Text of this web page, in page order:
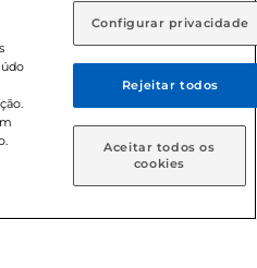
(GO)
Ou
como deseja receber
Retire em Loja
compras on-line é de R$
Todos os direitos
Prezunic.
Configurar privacidade
Rejeitar todos
Aceitar todos os
cookies